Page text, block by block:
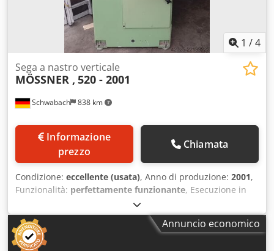
circa 7.500 kg comprensiva di diversi dispositivi di fissaggio
1 /4
Schwabach 838 km
Sega a nastro verticale
MÖSSNER , 520 - 2001
prezzo
Chiamata
Condizione: eccellente (usata), Anno di produzione: 2001,
Funzionalità: perfettamente funzionante, Esecuzione in
ghisa, porte con bloccaggio di sicurezza; rivestimento dei
rulli di scorrimento in ottime condizioni, sporgenza 500
mm, arresto di emergenza; Dcedpfx Ajzgr S Asi Hek
Annuncio economico